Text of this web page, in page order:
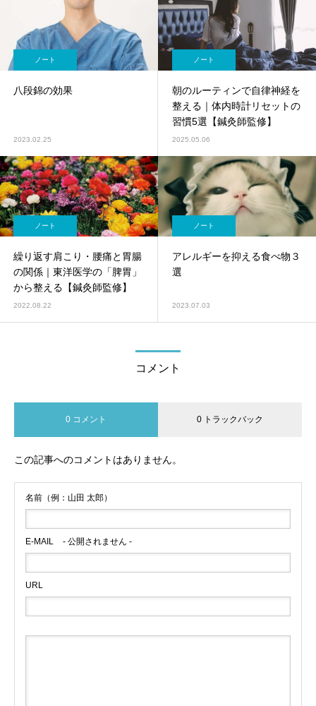
ノート
八段錦の効果
2023.02.25
ノート
朝のルーティンで自律神経を
整える｜体内時計リセットの
習慣5選【鍼灸師監修】
2025.05.06
ノート
繰り返す肩こり・腰痛と胃腸
の関係｜東洋医学の「脾胃」
から整える【鍼灸師監修】
2022.08.22
ノート
アレルギーを抑える食べ物３
選
2023.07.03
コメント
0 コメント 0 トラックバック
この記事へのコメントはありません。
名前（例：山田 太郎）
E-MAIL - 公開されません -
URL